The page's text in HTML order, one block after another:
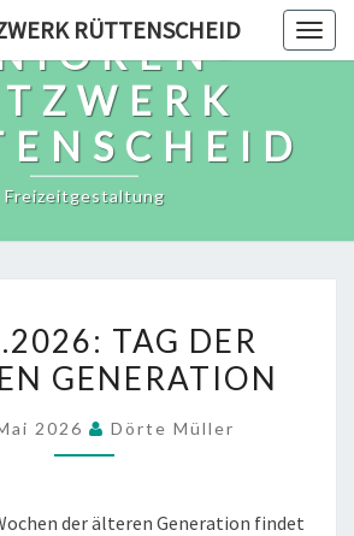
RÜTTENSCHEID
Freizeitgestaltung
TAG
DER
GENERATION
TAG DER
GENERATION
2026 Dörte Müller
der älteren Generation findet